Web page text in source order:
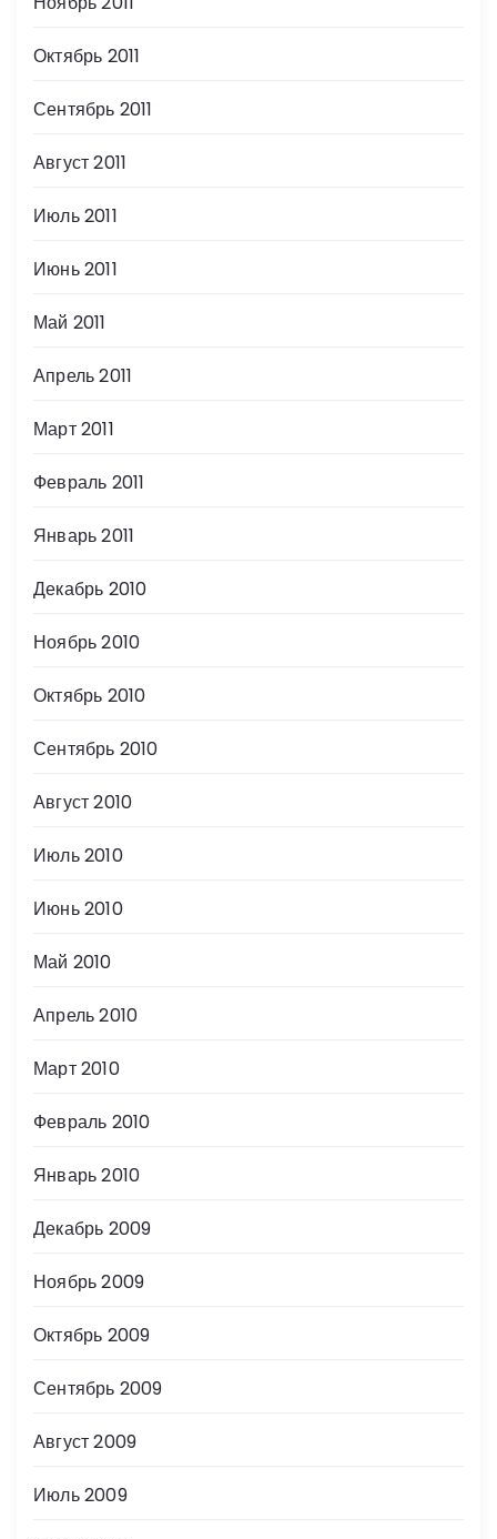
Октябрь 2011
Сентябрь 2011
Август 2011
Июль 2011
Июнь 2011
Май 2011
Апрель 2011
Март 2011
Февраль 2011
Январь 2011
Декабрь 2010
Ноябрь 2010
Октябрь 2010
Сентябрь 2010
Август 2010
Июль 2010
Июнь 2010
Май 2010
Апрель 2010
Март 2010
Февраль 2010
Январь 2010
Декабрь 2009
Ноябрь 2009
Октябрь 2009
Сентябрь 2009
Август 2009
Июль 2009